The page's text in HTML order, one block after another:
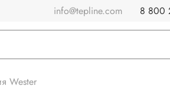
info@tepline.com 8 800
Wester